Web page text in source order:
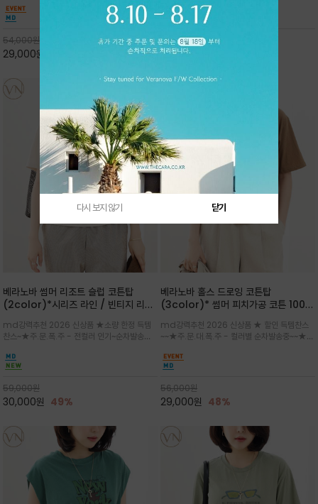
안함을 동시에 느낄수 있으며 차분하고 필요한
컬러웨이로 단독 또는 린넨 자켓/ 여름점퍼 안에
코디하기 만능템 입니다^^
54,000원
29,000원
핏 강연티셔츠
한 착용감을 선사하며, 자연스럽게 떨어지는 실루
엣이 편안하며 ★도회적인 무드로 루즈하게 단독
65,000원
30,000
베라노바 썸머 리조트 슬럽 코튼탑
(2color)*시리즈 라인 / 빈티지 리조
는 가벼운 코튼 터치의 반팔 티셔츠입니
다
md강력추천 2026 신상품 ★소량 한정 득템
찬스~★주.문.폭.주 - 전컬러 인기~순차발송중
아(Sepia)나 파스텔 톤의 해변 풍경으로 세련
된 뮤트톤 컬러 팔레트로 빈티지한 무드의 선샤
인 프린트가 더해져 담백하면서도 감각
59,000원
30,000원 49%
베라노바 홀스 드로잉 코튼탑
(3color)* 썸머 피치가공 코튼 100프
의 미를 살려 말의 윤곽선만 스케치하여
감성을 담은 아이템
md강력추천 2026 신상품 ★ 할인 득템찬스
~~★주.문.대.폭.주 - 컬러별 순차발송중~~★프
말(Horse) 드로잉 티셔츠는 여유로운 실루엣과
감각적인 아트워크로 고급스러운 여름 스타일링
을 완성할 수 있습니다
56,000원
29,000원 48%
다시 보지 않기 닫기